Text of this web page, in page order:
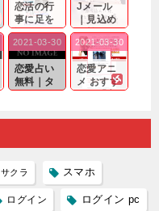
恋活の行
事に足を
運んでも
出会いの
チャンス
が訪れ...
Jメール
｜見込め
る効果が
確実なも
のであっ
ても…...
恋愛占い
無料｜タ
る人に恋
2021-03-30
恋愛アニ
メ おすす
雑で素人
2021-03-30
サクラ スマホ
ログイン ログイン pc